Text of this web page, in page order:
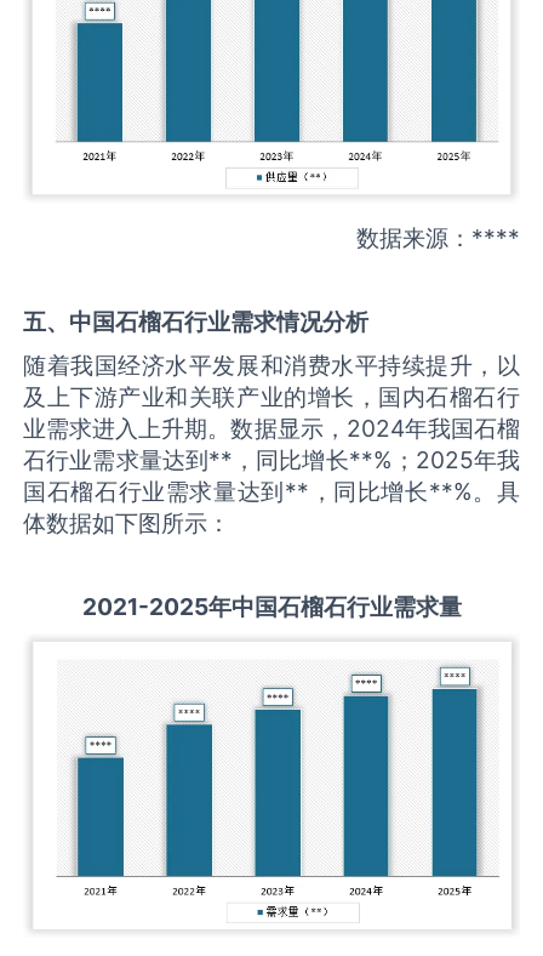
数据来源：****
五、中国石榴石行业需求情况分析
随着我国经济水平发展和消费水平持续提升，以
及上下游产业和关联产业的增长，国内石榴石行
业需求进入上升期。数据显示，2024年我国石榴
石行业需求量达到**，同比增长**%；2025年我
国石榴石行业需求量达到**，同比增长**%。具
体数据如下图所示：
2021-2025年中国石榴石行业需求量